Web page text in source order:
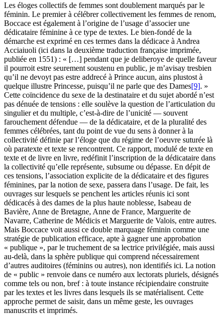
Les éloges collectifs de femmes sont doublement marqués par le
féminin. Le premier à célébrer collectivement les femmes de renom,
Boccace est également à l’origine de l’usage d’associer une
dédicataire féminine à ce type de textes. Le bien-fondé de la
démarche est exprimé en ces termes dans la dédicace à Andrea
Acciaiuoli (ici dans la deuxième traduction française imprimée,
publiée en 1551) : « […] pendant que je deliberoye de quelle faveur
il pourroit estre seurement soustenu en public, je m’avisay tresbien
qu’il ne devoyt pas estre addrecé à Prince aucun, ains plustost à
quelque illustre Princesse, puisqu’il ne parle que des Dames[9]. »
Cette coïncidence du sexe de la destinataire et du sujet abordé n’est
pas dénuée de tensions : elle soulève la question de l’articulation du
singulier et du multiple, c’est-à-dire de l’unicité — souvent
farouchement défendue — de la dédicataire, et de la pluralité des
femmes célébrées, tant du point de vue du sens à donner à la
collectivité définie par l’éloge que du régime de l’oeuvre suturée là
où paratexte et texte se rencontrent. Ce rapport, modulé de texte en
texte et de livre en livre, redéfinit l’inscription de la dédicataire dans
la collectivité qu’elle représente, subsume ou dépasse. En dépit de
ces tensions, l’association explicite de la dédicataire et des figures
féminines, par la notion de sexe, passera dans l’usage. De fait, les
ouvrages sur lesquels se penchent les articles réunis ici sont
dédicacés à des dames de la plus haute noblesse, Isabeau de
Bavière, Anne de Bretagne, Anne de France, Marguerite de
Navarre, Catherine de Médicis et Marguerite de Valois, entre autres.
Mais Boccace voit aussi ce double marquage féminin comme une
stratégie de publication efficace, apte à gagner une approbation
« publique », par le truchement de sa lectrice privilégiée, mais aussi
au-delà, dans la sphère publique qui comprend nécessairement
d’autres auditoires (féminins ou autres), non identifiés ici. La notion
de « public » renvoie dans ce numéro aux lectorats pluriels, désignés
comme tels ou non, bref : à toute instance récipiendaire construite
par les textes et les livres dans lesquels ils se matérialisent. Cette
approche permet de saisir, dans un même geste, les ouvrages
manuscrits et imprimés.